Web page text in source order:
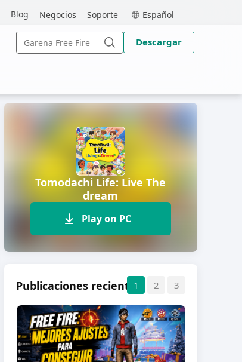
MEmu Español
Soporte
Negocios
Blog
Buscar:
Buscar
Descargar
Tomodachi Life: Live The
dream
Play on PC
Publicaciones recientes
1 2 3